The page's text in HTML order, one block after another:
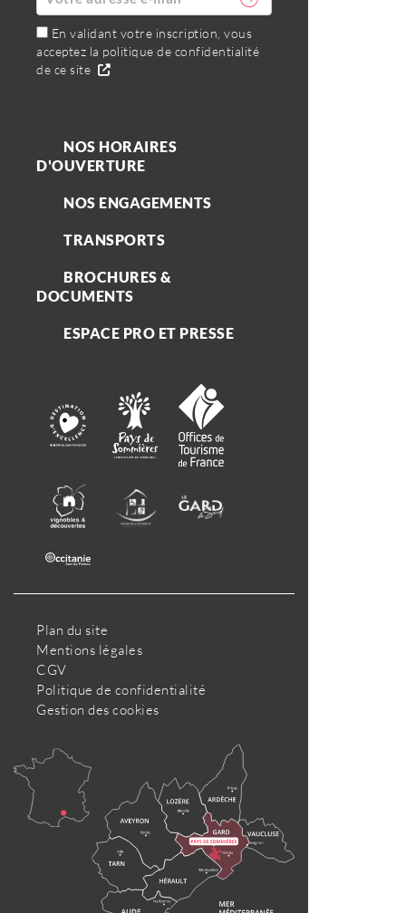
En validant votre inscription, vous
acceptez la politique de confidentialité
de ce site
NOS HORAIRES
D'OUVERTURE
NOS ENGAGEMENTS
TRANSPORTS
BROCHURES &
DOCUMENTS
ESPACE PRO ET PRESSE
Plan du site
Mentions légales
CGV
Politique de confidentialité
Gestion des cookies